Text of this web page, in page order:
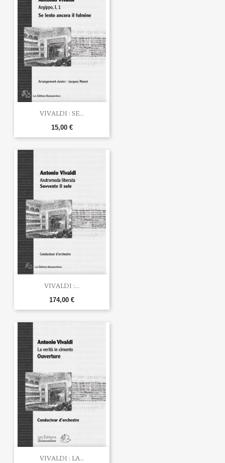
VIVALDI : SE...
15,00 €
VIVALDI :...
174,00 €
VIVALDI : LA...